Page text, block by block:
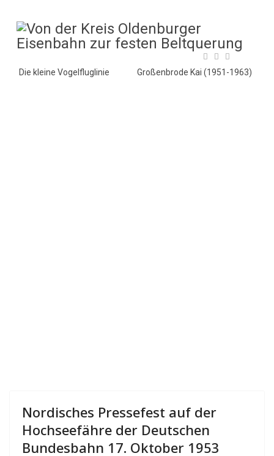
Die kleine Vogelfluglinie Großenbrode Kai (1951-1963)
Nordisches Pressefest auf der
Hochseefähre der Deutschen
Bundesbahn 17. Oktober 1953